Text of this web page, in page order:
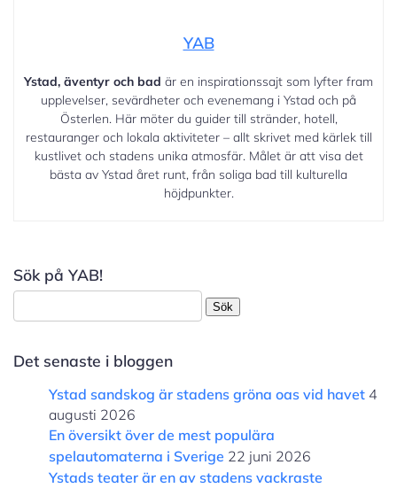
YAB
Ystad, äventyr och bad är en inspirationssajt som lyfter fram
upplevelser, sevärdheter och evenemang i Ystad och på
Österlen. Här möter du guider till stränder, hotell,
restauranger och lokala aktiviteter – allt skrivet med kärlek till
kustlivet och stadens unika atmosfär. Målet är att visa det
bästa av Ystad året runt, från soliga bad till kulturella
höjdpunkter.
Sök på YAB!
efter:
Det senaste i bloggen
Ystad sandskog är stadens gröna oas vid havet 4
augusti 2026
En översikt över de mest populära
spelautomaterna i Sverige 22 juni 2026
Ystads teater är en av stadens vackraste